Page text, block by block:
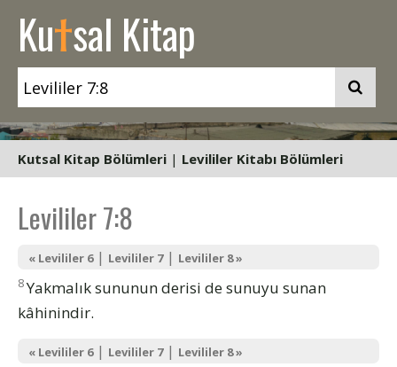
Kutsal Kitap
Kutsal Kitap Bölümleri | Levililer Kitabı Bölümleri
Levililer 7:8
« Levililer 6| Levililer 7| Levililer 8 »
8Yakmalık sununun derisi de sunuyu sunan
kâhinindir.
« Levililer 6| Levililer 7| Levililer 8 »